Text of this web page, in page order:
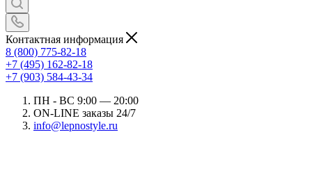
Контактная информация
8 (800) 775-82-18
+7 (495) 162-82-18
+7 (903) 584-43-34
ПН - ВС 9:00 — 20:00
ON-LINE заказы 24/7
info@lepnostyle.ru